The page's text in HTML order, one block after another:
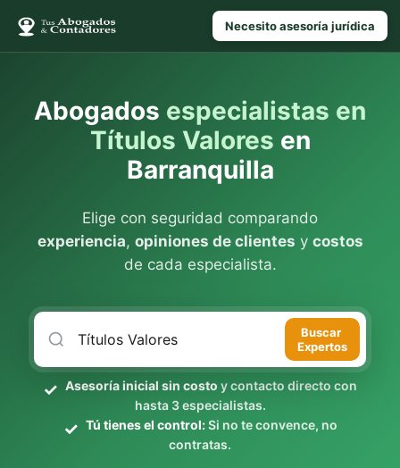
Necesito asesoría jurídica
Abogados especialistas en
Títulos Valores en
Barranquilla
Elige con seguridad comparando
experiencia, opiniones de clientes y costos
de cada especialista.
Buscar
Expertos
Asesoría inicial sin costo y contacto directo con
hasta 3 especialistas.
Tú tienes el control:Si no te convence, no
contratas.